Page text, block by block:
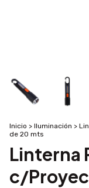
Inicio > Iluminación >
de 20 mts
Linterna
c/